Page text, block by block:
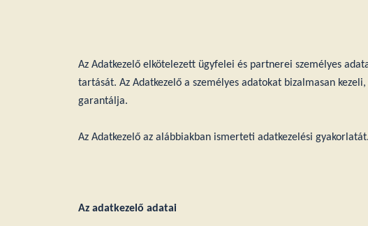
Az Adatkezelő elkötelezett ügyfelei és partnerei személyes
tartását. Az Adatkezelő a személyes adatokat bizalmasan
garantálja.
Az Adatkezelő az alábbiakban ismerteti adatkezelési gyakorlatát.
Az adatkezelő adatai